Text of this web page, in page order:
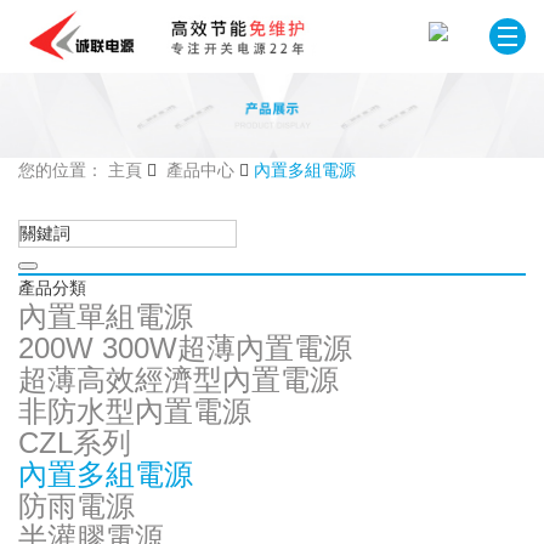
您的位置： 主頁 產品中心 內置多組電源
產品分類
內置單組電源
200W 300W超薄內置電源
超薄高效經濟型內置電源
非防水型內置電源
CZL系列
內置多組電源
防雨電源
半灌膠電源